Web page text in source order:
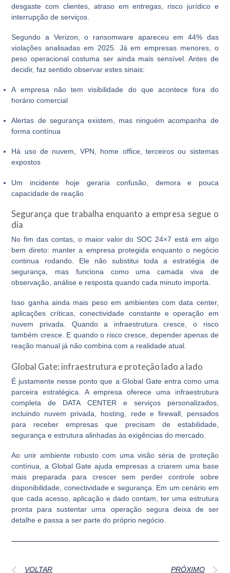
desgaste com clientes, atraso em entregas, risco jurídico e
interrupção de serviços.
Segundo a Verizon, o ransomware apareceu em 44% das
violações analisadas em 2025. Já em empresas menores, o
peso operacional costuma ser ainda mais sensível. Antes de
decidir, faz sentido observar estes sinais:
A empresa não tem visibilidade do que acontece fora do
horário comercial
Alertas de segurança existem, mas ninguém acompanha de
forma contínua
Há uso de nuvem, VPN, home office, terceiros ou sistemas
expostos
Um incidente hoje geraria confusão, demora e pouca
capacidade de reação
Segurança que trabalha enquanto a empresa segue o
dia
No fim das contas, o maior valor doSOC 24×7 está em algo
bem direto: manter a empresa protegida enquanto o negócio
continua rodando. Ele não substitui toda a estratégia de
segurança, mas funciona como uma camada viva de
observação, análise e resposta quando cada minuto importa.
Isso ganha ainda mais peso em ambientes com data center,
aplicações críticas, conectividade constante e operação em
nuvem privada. Quando a infraestrutura cresce, o risco
também cresce. E quando o risco cresce, depender apenas de
reação manual já não combina com a realidade atual.
Global Gate: infraestrutura e proteção lado a lado
É justamente nesse ponto que a Global Gate entra como uma
parceira estratégica. A empresa oferece uma infraestrutura
completa de DATA CENTER e serviços personalizados,
incluindo nuvem privada, hosting, rede e firewall, pensados
para receber empresas que precisam de estabilidade,
segurança e estrutura alinhadas às exigências do mercado.
Ao unir ambiente robusto com uma visão séria de proteção
contínua, a Global Gate ajuda empresas a criarem uma base
mais preparada para crescer sem perder controle sobre
disponibilidade, conectividade e segurança. Em um cenário em
que cada acesso, aplicação e dado contam, ter uma estrutura
pronta para sustentar uma operação segura deixa de ser
detalhe e passa a ser parte do próprio negócio.
VOLTAR PRÓXIMO